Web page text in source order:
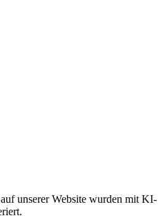
unserer Website wurden mit KI-